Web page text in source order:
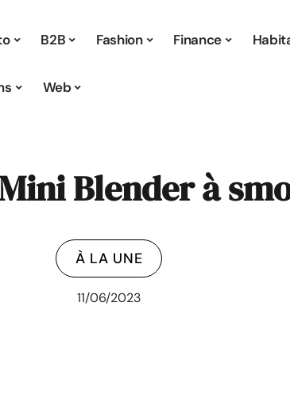
B2B Fashion Finance
Web
Blender à
À LA UNE
11/06/2023